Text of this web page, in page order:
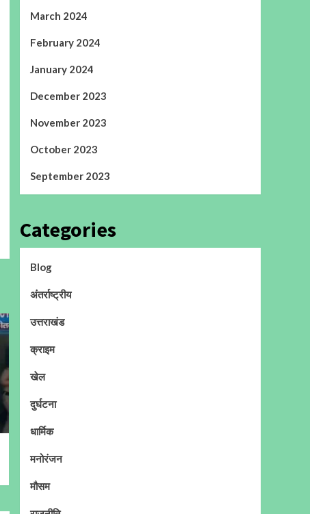
March 2024
February 2024
January 2024
December 2023
November 2023
October 2023
September 2023
Categories
Blog
अंतर्राष्ट्रीय
उत्तराखंड
क्राइम
खेल
दुर्घटना
धार्मिक
मनोरंजन
मौसम